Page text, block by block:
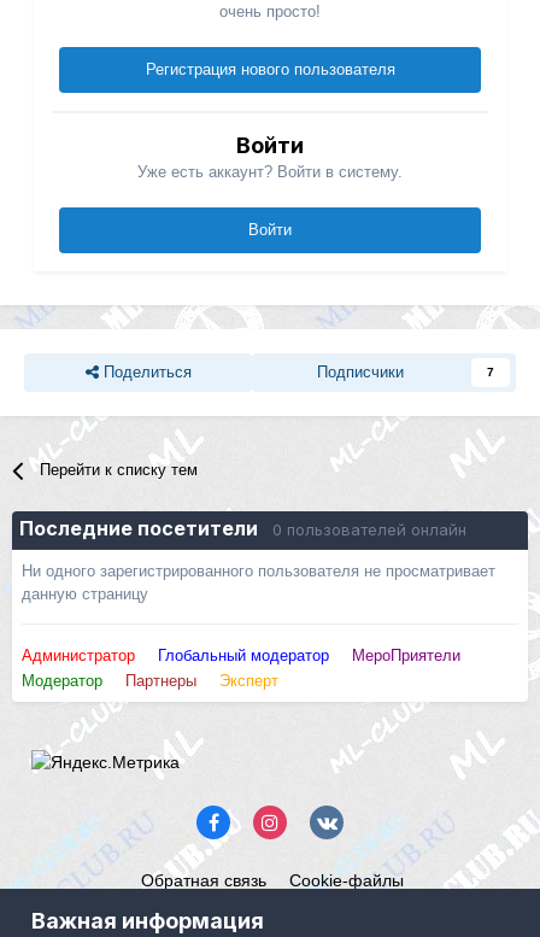
очень просто!
Регистрация нового пользователя
Войти
Уже есть аккаунт? Войти в систему.
Войти
Поделиться Подписчики 7
Перейти к списку тем
Последние посетители 0 пользователей онлайн
Ни одного зарегистрированного пользователя не просматривает
данную страницу
Администратор Глобальный модератор
МероПриятели
Модератор
Партнеры Эксперт
Обратная связь Cookie-файлы
Powered by Invision Community
Важная информация